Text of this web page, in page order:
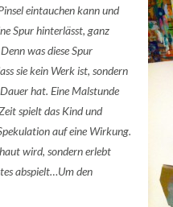
eintauchen kann und
Spur hinterlässt, ganz
was diese Spur
sie kein Werk ist, sondern
hat. Eine Malstunde
spielt das Kind und
auf eine Wirkung.
wird, sondern erlebt
abspielt…Um den